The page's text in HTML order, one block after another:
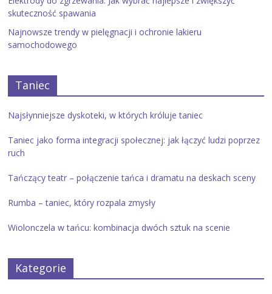
skuteczność spawania
Najnowsze trendy w pielęgnacji i ochronie lakieru
samochodowego
Taniec
Najsłynniejsze dyskoteki, w których króluje taniec
Taniec jako forma integracji społecznej: jak łączyć ludzi poprzez
ruch
Tańczący teatr – połączenie tańca i dramatu na deskach sceny
Rumba – taniec, który rozpala zmysły
Wiolonczela w tańcu: kombinacja dwóch sztuk na scenie
Kategorie